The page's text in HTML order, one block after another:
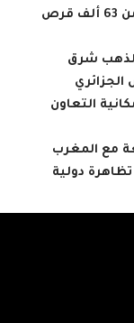
بني نصار.. إحباط محاولة تهريب أزيد من 63 ألف قرص
شرق
التعاون
مع المغرب
دولية